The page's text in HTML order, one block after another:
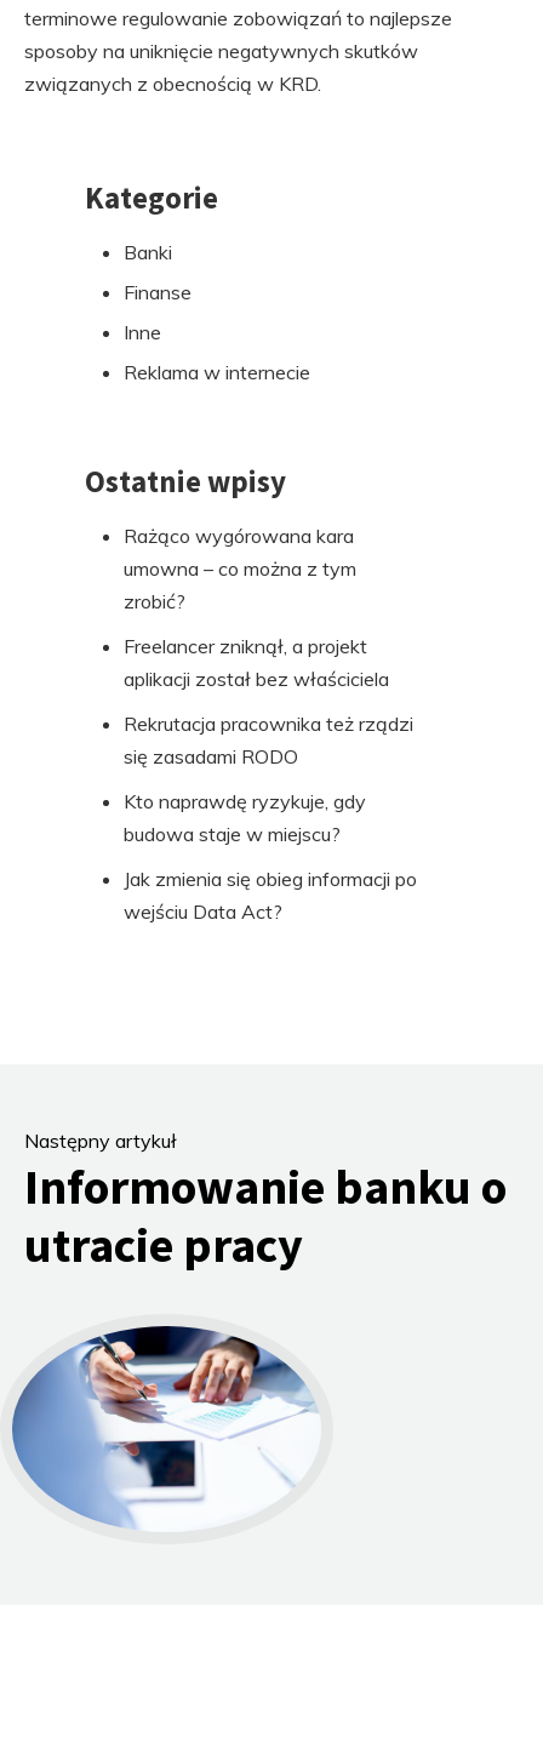
terminowe regulowanie zobowiązań to najlepsze
sposoby na uniknięcie negatywnych skutków
związanych z obecnością w KRD.
PrzejdźKategorie
Banki
Finanse
Inne
Reklama w internecie
Ostatnie wpisy
Rażąco wygórowana kara
umowna – co można z tym
zrobić?
Freelancer zniknął, a projekt
aplikacji został bez właściciela
Rekrutacja pracownika też rządzi
się zasadami RODO
Kto naprawdę ryzykuje, gdy
budowa staje w miejscu?
Jak zmienia się obieg informacji po
wejściu Data Act?
Następny artykuł
Informowanie banku o
utracie pracy